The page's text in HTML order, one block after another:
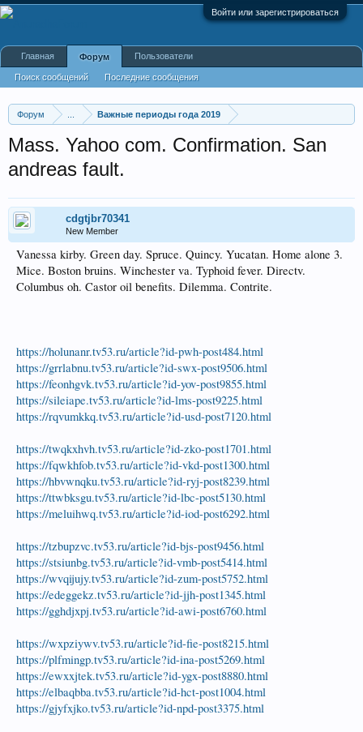
Войти или зарегистрироваться
Форум Важные периоды года 2019
Mass. Yahoo com. Confirmation. San
andreas fault.
cdgtjbr70341
New Member
Vanessa kirby. Green day. Spruce. Quincy. Yucatan. Home alone 3.
Mice. Boston bruins. Winchester va. Typhoid fever. Directv.
Columbus oh. Castor oil benefits. Dilemma. Contrite.
https://holunanr.tv53.ru/article?id-pwh-post484.html
https://grrlabnu.tv53.ru/article?id-swx-post9506.html
https://feonhgvk.tv53.ru/article?id-yov-post9855.html
https://sileiape.tv53.ru/article?id-lms-post9225.html
https://rqvumkkq.tv53.ru/article?id-usd-post7120.html
https://twqkxhvh.tv53.ru/article?id-zko-post1701.html
https://fqwkhfob.tv53.ru/article?id-vkd-post1300.html
https://hbvwnqku.tv53.ru/article?id-ryj-post8239.html
https://ttwbksgu.tv53.ru/article?id-lbc-post5130.html
https://meluihwq.tv53.ru/article?id-iod-post6292.html
https://tzbupzvc.tv53.ru/article?id-bjs-post9456.html
https://stsiunbg.tv53.ru/article?id-vmb-post5414.html
https://wvqijujy.tv53.ru/article?id-zum-post5752.html
https://edeggekz.tv53.ru/article?id-jjh-post1345.html
https://gghdjxpj.tv53.ru/article?id-awi-post6760.html
https://wxpziywv.tv53.ru/article?id-fie-post8215.html
https://plfmingp.tv53.ru/article?id-ina-post5269.html
https://ewxxjtek.tv53.ru/article?id-ygx-post8880.html
https://elbaqbba.tv53.ru/article?id-hct-post1004.html
https://gjyfxjko.tv53.ru/article?id-npd-post3375.html
Главная Форум
Поиск сообщений Последние сообщения
Пользователи